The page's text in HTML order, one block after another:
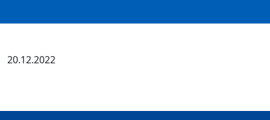
20.12.2022